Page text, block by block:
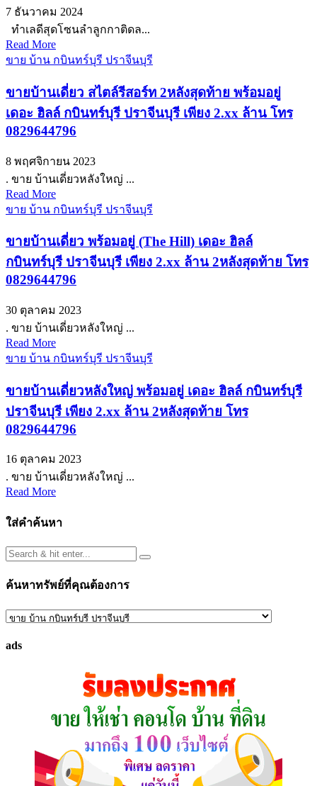
7 ธันวาคม 2024
ทำเลดีสุดโซนลำลูกกาติดล...
Read More
ขาย บ้าน กบินทร์บุรี ปราจีนบุรี
ขายบ้านเดี่ยว สไตล์รีสอร์ท 2หลังสุดท้าย พร้อมอยู่
เดอะ ฮิลล์ กบินทร์บุรี ปราจีนบุรี เพียง 2.xx ล้าน โทร
0829644796
8 พฤศจิกายน 2023
. ขาย บ้านเดี่ยวหลังใหญ่ ...
Read More
ขาย บ้าน กบินทร์บุรี ปราจีนบุรี
ขายบ้านเดี่ยว พร้อมอยู่ (The Hill) เดอะ ฮิลล์
กบินทร์บุรี ปราจีนบุรี เพียง 2.xx ล้าน 2หลังสุดท้าย โทร
0829644796
30 ตุลาคม 2023
. ขาย บ้านเดี่ยวหลังใหญ่ ...
Read More
ขาย บ้าน กบินทร์บุรี ปราจีนบุรี
ขายบ้านเดี่ยวหลังใหญ่ พร้อมอยู่ เดอะ ฮิลล์ กบินทร์บุรี
ปราจีนบุรี เพียง 2.xx ล้าน 2หลังสุดท้าย โทร
0829644796
16 ตุลาคม 2023
. ขาย บ้านเดี่ยวหลังใหญ่ ...
Read More
ใส่คำค้นหา
ค้นหาทรัพย์ที่คุณต้องการ
ค้นหา
ที่
ads